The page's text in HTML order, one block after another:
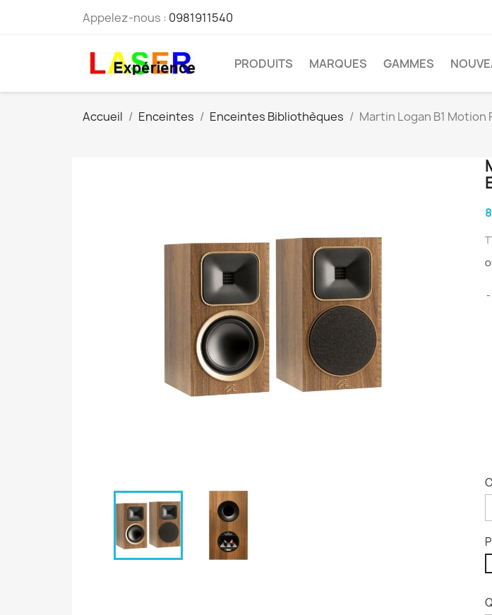
Appelez-nous : 0981911540
PRODUITS MARQUES GAMMES
Accueil Enceintes Enceintes Bibliothèques Martin Logan B1